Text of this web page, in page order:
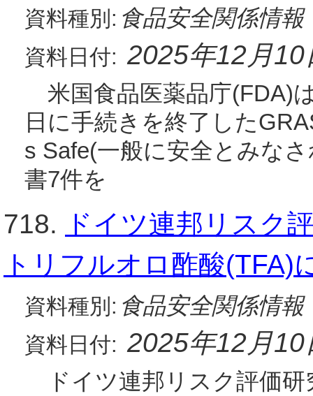
資料種別: 食品安全関係情報
資料日付: 2025年12月10
米国食品医薬品庁(FDA)
日に手続きを終了した
s Safe(一般に安全とみな
書7件を
718.
ドイツ連邦リスク
トリフルオロ酢酸(TFA)
資料種別: 食品安全関係情報
資料日付: 2025年12月10
ドイツ連邦リスク評価研